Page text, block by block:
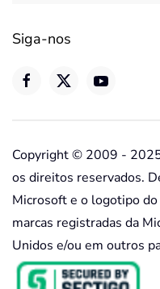
Siga-nos
Copyright © 2009 -
os direitos reservados.
Microsoft e o logotipo do
marcas registradas da
Unidos e/ou em outros